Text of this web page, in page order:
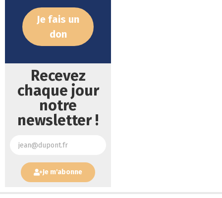
Je fais un
don
Recevez
chaque jour
notre
newsletter !
Je m'abonne